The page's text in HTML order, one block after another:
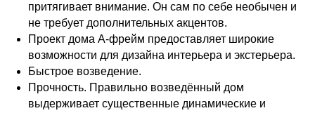
притягивает внимание. Он сам по себе необычен и
не требует дополнительных акцентов.
Проект дома А-фрейм предоставляет широкие
возможности для дизайна интерьера и экстерьера.
Быстрое возведение.
Прочность. Правильно возведённый дом
выдерживает существенные динамические и